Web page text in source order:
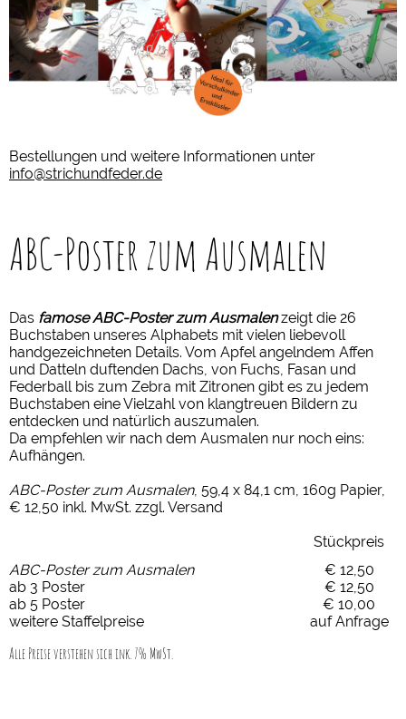
Bestellungen und weitere Informationen unter
info@strichundfeder.de
ABC-Poster zum Ausmalen
Das famose ABC-Poster zum Ausmalenzeigt die 26
Buchstaben unseres Alphabets mit vielen liebevoll
handgezeichneten Details. Vom Apfel angelndem Affen
und Datteln duftenden Dachs, von Fuchs, Fasan und
Federball bis zum Zebra mit Zitronen gibt es zu jedem
Buchstaben eine Vielzahl von klangtreuen Bildern zu
entdecken und natürlich auszumalen.
Da empfehlen wir nach dem Ausmalen nur noch eins:
Aufhängen.
ABC-Poster zum Ausmalen, 59,4 x 84,1 cm, 160g Papier,
€ 12,50 inkl. MwSt. zzgl. Versand
Stückpreis
ABC-Poster zum Ausmalen
€ 12,50
ab 3 Poster
€ 12,50
ab 5 Poster
€ 10,00
weitere Staffelpreise
auf Anfrage
Alle Preise verstehen sich ink. 7% MwSt.